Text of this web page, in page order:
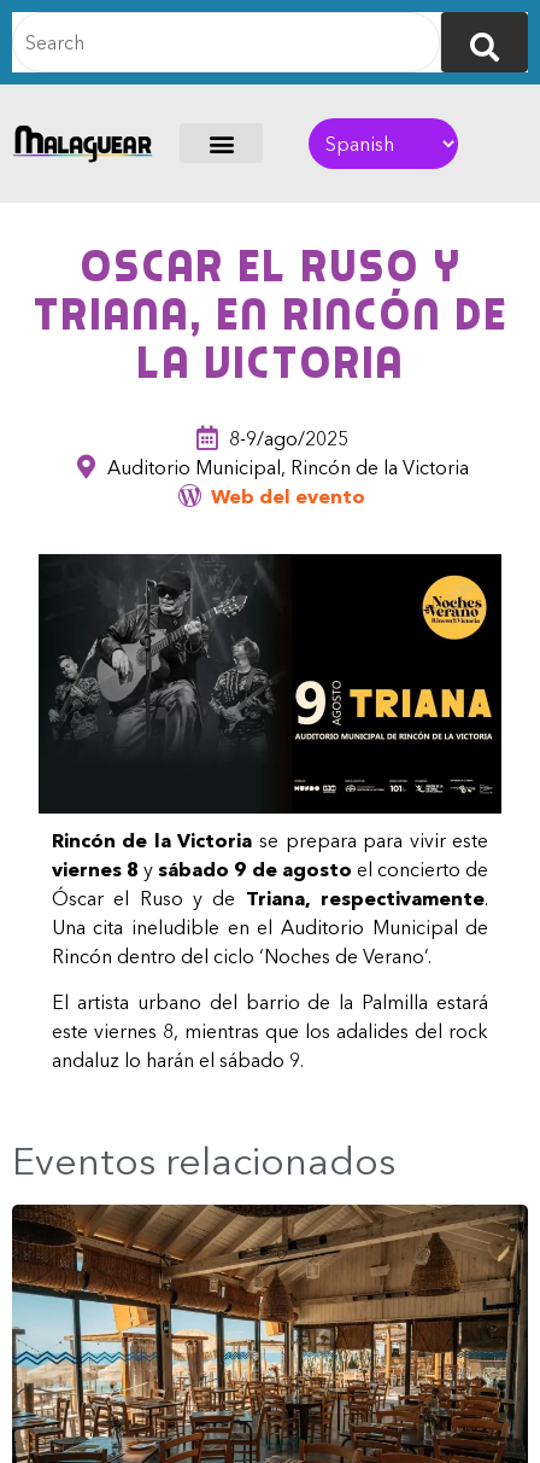
Oscar el Ruso y
Triana, en Rincón de
la Victoria
8-9/ago/2025
Auditorio Municipal, Rincón de la Victoria
Web del evento
Rincón de la Victoria se prepara para vivir este
viernes 8 ysábado 9 de agosto el concierto de
Óscar el Ruso y de Triana, respectivamente.
Una cita ineludible en el Auditorio Municipal de
Rincón dentro del ciclo ‘Noches de Verano’.
El artista urbano del barrio de la Palmilla estará
este viernes 8, mientras que los adalides del rock
andaluz lo harán el sábado 9.
Eventos relacionados